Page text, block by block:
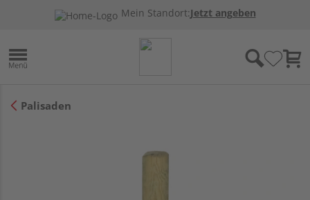
Mein Standort:Jetzt angeben
Palisaden